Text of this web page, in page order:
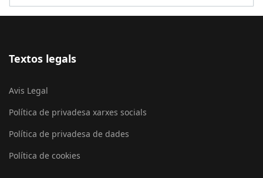
Textos legals
Avis Legal
Política de privadesa xarxes socials
Política de privadesa de dades
Política de cookies